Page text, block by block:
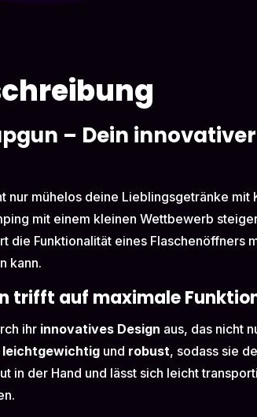
– Dein
nur mühelos deine Lieblingsgetränke
mit einem kleinen Wettbewerb
die Funktionalität eines Flaschenöffners
kann.
trifft auf maximale
ihr innovatives Design aus, das nicht
leichtgewichtig und robust, sodass sie
in der Hand und lässt sich leicht